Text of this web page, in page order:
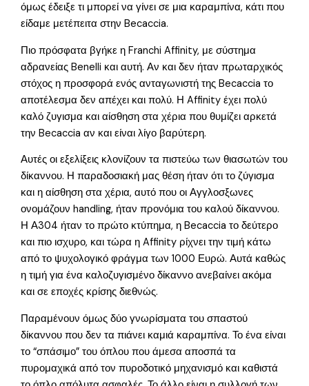
όμως έδειξε τι μπορεί να γίνει σε μια καραμπίνα, κάτι που
είδαμε μετέπειτα στην Becaccia.
Πιο πρόσφατα βγήκε η Franchi Affinity, με σύστημα
αδρανείας Benelli και αυτή. Αν και δεν ήταν πρωταρχικός
στόχος η προσφορά ενός ανταγωνιστή της Becaccia το
αποτέλεσμα δεν απέχει και πολύ. Η Affinity έχει πολύ
καλό ζυγισμα και αίσθηση στα χέρια που θυμίζει αρκετά
την Becaccia αν και είναι λίγο βαρύτερη.
Αυτές οι εξελίξεις κλονίζουν τα πιστεύω των θιασωτών του
δίκαννου. Η παραδοσιακή μας θέση ήταν ότι το ζύγισμα
και η αίσθηση στα χέρια, αυτό που οι Αγγλοσξωνες
ονομάζουν handling, ήταν προνόμια του καλού δίκαννου.
Η Α304 ήταν το πρώτο κτύπημα, η Becaccia το δεύτερο
και πιο ισχυρο, και τώρα η Affinity ρίχνει την τιμή κάτω
από το ψυχολογικό φράγμα των 1000 Ευρώ. Αυτά καθώς
η τιμή για ένα καλοζυγισμένο δίκαννο ανεβαίνει ακόμα
και σε εποχές κρίσης διεθνώς.
Παραμένουν όμως δύο γνωρίσματα του σπαστού
δίκαννου που δεν τα πιάνει καμιά καραμπίνα. Το ένα είναι
το “σπάσιμο” του όπλου που άμεσα αποσπά τα
πυρομαχικά από τον πυροδοτικό μηχανισμό και καθιστά